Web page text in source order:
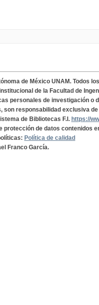
de México UNAM. Todos
de la Facultad de
personales de investigación o
son responsabilidad exclusiva
de Bibliotecas F.I. https://
protección de datos contenidos
Política de calidad
Franco García.